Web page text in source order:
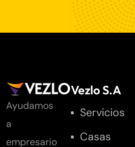
Ayudamos
a
empresario
Vezlo S.A
Servicios
Casas